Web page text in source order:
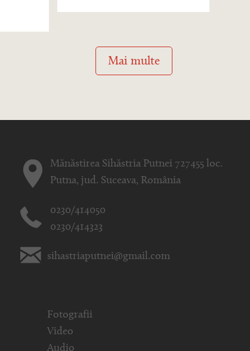
Mai multe
Mănăstirea Sihăstria Putnei 727455 loc.
Putna, jud. Suceava, România
0230/414050
0230/414323
sihastriaputnei@gmail.com
Fotografii
Video
Audio